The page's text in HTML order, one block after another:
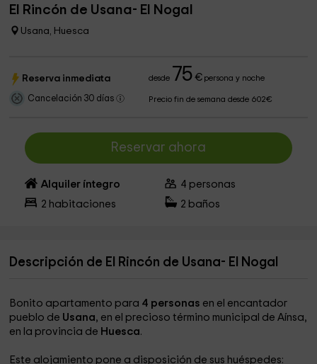
El Rincón de Usana- El Nogal
Usana, Huesca
Reserva inmediata desde 75 €persona y noche
Cancelación 30 días Precio fin de semana desde 602€
Reservar ahora
Alquiler íntegro 4 personas
2 habitaciones 2 baños
Descripción de El Rincón de Usana- El Nogal
Bonito apartamento para 4 personas en el encantador
pueblo de Usana, en el precioso término municipal de Aínsa,
en la provincia de Huesca.
Este alojamiento pone a disposición de sus huéspedes: